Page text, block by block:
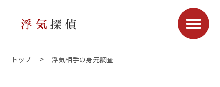
トップ 浮気相手の身元調査